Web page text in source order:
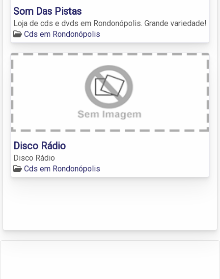
Som Das Pistas
Loja de cds e dvds em Rondonópolis. Grande variedade!
Cds em Rondonópolis
Disco Rádio
Disco Rádio
Cds em Rondonópolis